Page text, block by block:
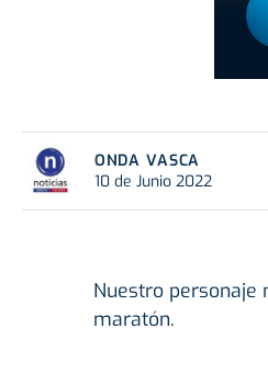
ONDA VASCA
10 de Junio 2022
Nuestro personaje
maratón.